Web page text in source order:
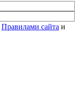
Правилами сайта и